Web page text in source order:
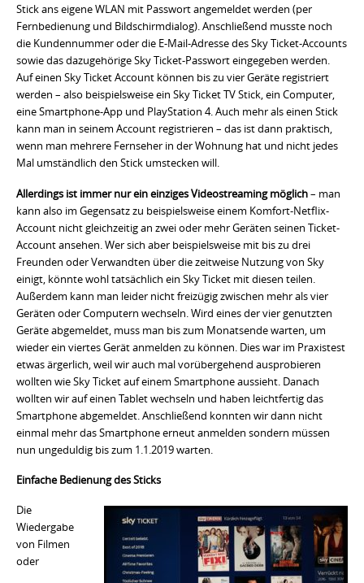
Stick ans eigene WLAN mit Passwort angemeldet werden (per
Fernbedienung und Bildschirmdialog). Anschließend musste noch
die Kundennummer oder die E-Mail-Adresse des Sky Ticket-Accounts
sowie das dazugehörige Sky Ticket-Passwort eingegeben werden.
Auf einen Sky Ticket Account können bis zu vier Geräte registriert
werden – also beispielsweise ein Sky Ticket TV Stick, ein Computer,
eine Smartphone-App und PlayStation 4. Auch mehr als einen Stick
kann man in seinem Account registrieren – das ist dann praktisch,
wenn man mehrere Fernseher in der Wohnung hat und nicht jedes
Mal umständlich den Stick umstecken will.
Allerdings ist immer nur ein einziges Videostreaming möglich– man
kann also im Gegensatz zu beispielsweise einem Komfort-Netflix-
Account nicht gleichzeitig an zwei oder mehr Geräten seinen Ticket-
Account ansehen. Wer sich aber beispielsweise mit bis zu drei
Freunden oder Verwandten über die zeitweise Nutzung von Sky
einigt, könnte wohl tatsächlich ein Sky Ticket mit diesen teilen.
Außerdem kann man leider nicht freizügig zwischen mehr als vier
Geräten oder Computern wechseln. Wird eines der vier genutzten
Geräte abgemeldet, muss man bis zum Monatsende warten, um
wieder ein viertes Gerät anmelden zu können. Dies war im Praxistest
etwas ärgerlich, weil wir auch mal vorübergehend ausprobieren
wollten wie Sky Ticket auf einem Smartphone aussieht. Danach
wollten wir auf einen Tablet wechseln und haben leichtfertig das
Smartphone abgemeldet. Anschließend konnten wir dann nicht
einmal mehr das Smartphone erneut anmelden sondern müssen
nun ungeduldig bis zum 1.1.2019 warten.
Einfache Bedienung des Sticks
Die
Wiedergabe
von Filmen
oder